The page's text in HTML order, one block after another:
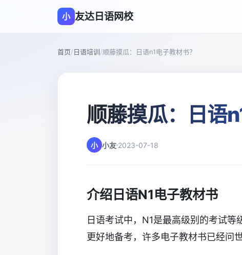
小 友达日语网校
首页/日语培训/顺藤摸瓜：日语n1电子教材书？
顺藤摸瓜：日语
小 小友 2023-07-18
介绍日语N1电子教材书
日语考试中，N1是最高级别的考试
更好地备考，许多电子教材书已经问